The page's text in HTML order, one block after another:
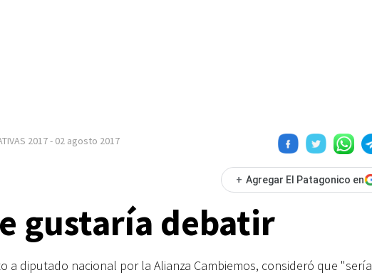
2017- 02 agosto 2017
+ Agregar El Patagonico en
gustaría debatir
a diputado nacional por la Alianza Cambiemos, consideró que "sería